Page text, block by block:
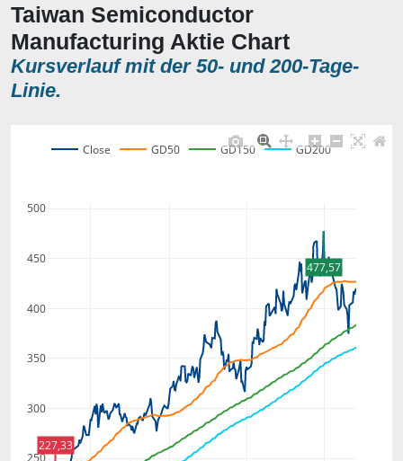
Taiwan Semiconductor
Manufacturing Aktie Chart
Kursverlauf mit der 50- und 200-Tage-
Linie.
300
350
400
450
500
Close GD50 GD150 GD200
477,57
227,33